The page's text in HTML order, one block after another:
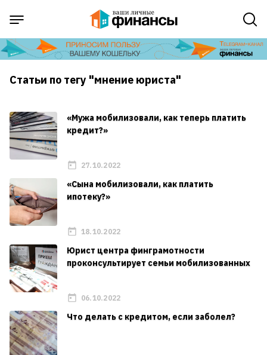
Статьи по тегу "мнение юриста"
«Мужа мобилизовали, как теперь платить
кредит?»
27.10.2022
«Сына мобилизовали, как платить
ипотеку?»
18.10.2022
Юрист центра финграмотности
проконсультирует семьи мобилизованных
06.10.2022
Что делать с кредитом, если заболел?